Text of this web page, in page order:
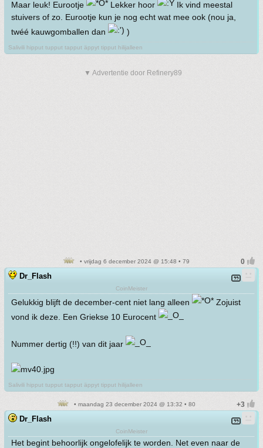
Maar leuk! Eurootje Lekker hoor
Ik vind meestal
stuivers of zo. Eurootje kun je nog echt wat mee ook (nou ja,
twéé kauwgomballen dan
)
Salivili hipput tupput tapput äppyt tipput hilijalleen
▼ Advertentie door Refinery89
• vrijdag 6 december 2024 @ 15:48 • 79
Dr_Flash
CoinMeister
Gelukkig blijft de december-cent niet lang alleen
Zojuist
vond ik deze. Een Griekse 10 Eurocent
Nummer dertig (!!) van dit jaar
Salivili hipput tupput tapput äppyt tipput hilijalleen
• maandag 23 december 2024 @ 13:32 • 80
Dr_Flash
CoinMeister
Het begint behoorlijk ongelofelijk te worden. Net even naar de